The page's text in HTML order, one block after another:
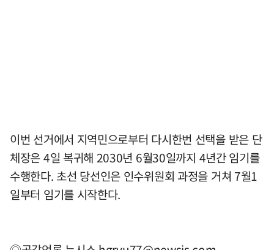
이번 선거에서 지역민으로부터 다시한번 선택을 받은 단
체장은 4일 복귀해 2030년 6월30일까지 4년간 임기를
수행한다. 초선 당선인은 인수위원회 과정을 거쳐 7월1
일부터 임기를 시작한다.